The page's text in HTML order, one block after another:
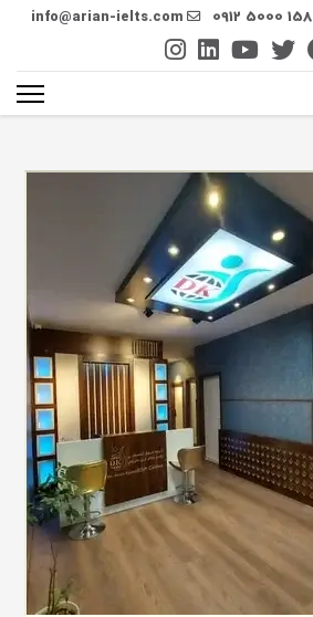
0912 5000 158
info@arian-ielts.com